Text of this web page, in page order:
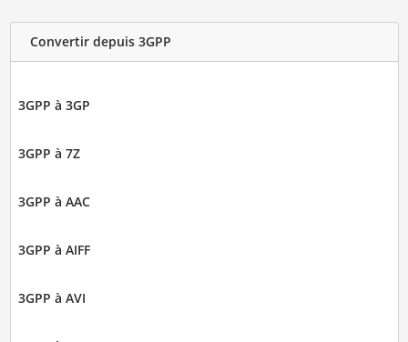
Convertir depuis 3GPP
3GPP à 3GP
3GPP à 7Z
3GPP à AAC
3GPP à AIFF
3GPP à AVI